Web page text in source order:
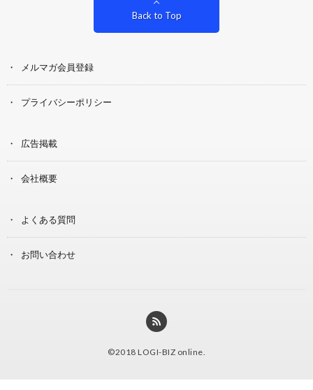
Back to Top
メルマガ会員登録
プライバシーポリシー
広告掲載
会社概要
よくある質問
お問い合わせ
©2018 LOGI-BIZ online